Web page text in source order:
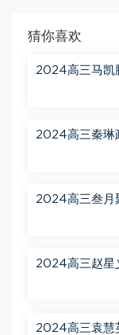
猜你喜欢
2024高三马凯
2024高三秦琳
2024高三叁月
2024高三赵星
2024高三袁慧